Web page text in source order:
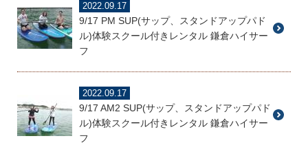
2022.09.17
9/17 PM SUP(サップ、スタンドアップパド
ル)体験スクール付きレンタル 鎌倉ハイサー
フ
2022.09.17
9/17 AM2 SUP(サップ、スタンドアップパド
ル)体験スクール付きレンタル 鎌倉ハイサー
フ